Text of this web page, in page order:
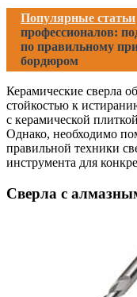
Популярные статьи
профессионалов:
по правильному
бордюром
Керамические сверла
стойкостью к
с керамической
Однако, необходимо
правильной техники
инструмента для
Сверла с